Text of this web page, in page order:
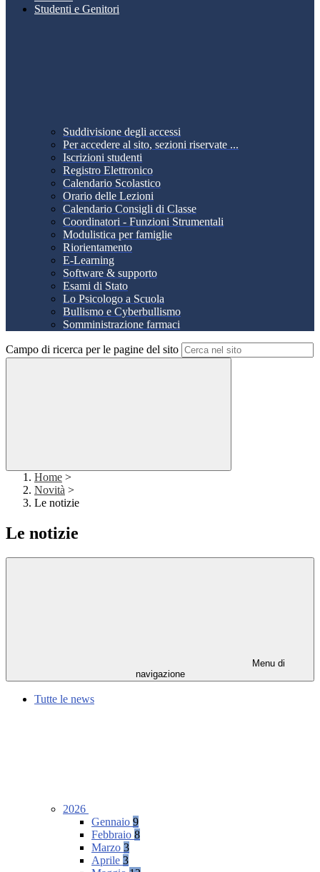
Studenti e Genitori
Suddivisione degli accessi
Per accedere al sito, sezioni riservate ...
Iscrizioni studenti
Registro Elettronico
Calendario Scolastico
Orario delle Lezioni
Calendario Consigli di Classe
Coordinatori - Funzioni Strumentali
Modulistica per famiglie
Riorientamento
E-Learning
Software & supporto
Esami di Stato
Lo Psicologo a Scuola
Bullismo e Cyberbullismo
Somministrazione farmaci
Campo di ricerca per le pagine del sito
Home >
Novità >
Le notizie
Le notizie
Menu di
navigazione
Tutte le news
2026
Gennaio 9
Febbraio 8
Marzo 3
Aprile 3